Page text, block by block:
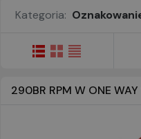
Kategoria:
290BR RPM W ONE WAY